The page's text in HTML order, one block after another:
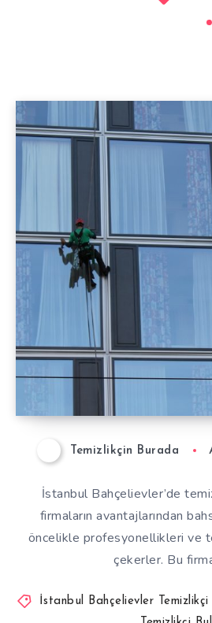
Temizlikçin Burada
İstanbul Bahçelievler’de
firmaların avantajlarından
öncelikle profesyonellikleri ve
çekerler. Bu
İstanbul Bahçelievler